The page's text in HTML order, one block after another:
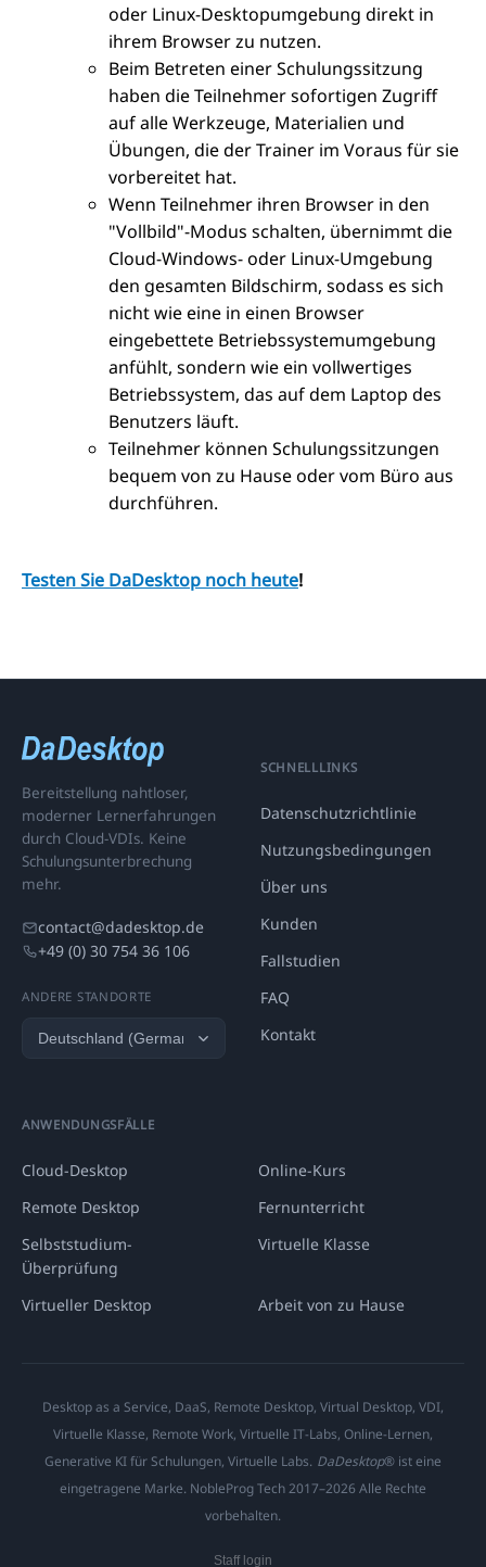
oder Linux-Desktopumgebung direkt in
ihrem Browser zu nutzen.
Beim Betreten einer Schulungssitzung
haben die Teilnehmer sofortigen Zugriff
auf alle Werkzeuge, Materialien und
Übungen, die der Trainer im Voraus für sie
vorbereitet hat.
Wenn Teilnehmer ihren Browser in den
"Vollbild"-Modus schalten, übernimmt die
Cloud-Windows- oder Linux-Umgebung
den gesamten Bildschirm, sodass es sich
nicht wie eine in einen Browser
eingebettete Betriebssystemumgebung
anfühlt, sondern wie ein vollwertiges
Betriebssystem, das auf dem Laptop des
Benutzers läuft.
Teilnehmer können Schulungssitzungen
bequem von zu Hause oder vom Büro aus
durchführen.
Testen Sie DaDesktop noch heute!
Bereitstellung nahtloser,
moderner Lernerfahrungen
durch Cloud-VDIs. Keine
Schulungsunterbrechung
mehr.
contact@dadesktop.de
+49 (0) 30 754 36 106
ANDERE STANDORTE
SCHNELLLINKS
Datenschutzrichtlinie
Nutzungsbedingungen
Über uns
Kunden
Fallstudien
FAQ
Kontakt
ANWENDUNGSFÄLLE
Cloud-Desktop
Online-Kurs
Remote Desktop
Fernunterricht
Selbststudium-
Überprüfung
Virtuelle Klasse
Virtueller Desktop Arbeit von zu Hause
Desktop as a Service, DaaS, Remote Desktop, Virtual Desktop, VDI,
Virtuelle Klasse, Remote Work, Virtuelle IT-Labs, Online-Lernen,
Generative KI für Schulungen, Virtuelle Labs. DaDesktop® ist eine
eingetragene Marke. NobleProg Tech 2017–2026 Alle Rechte
vorbehalten.
Staff login